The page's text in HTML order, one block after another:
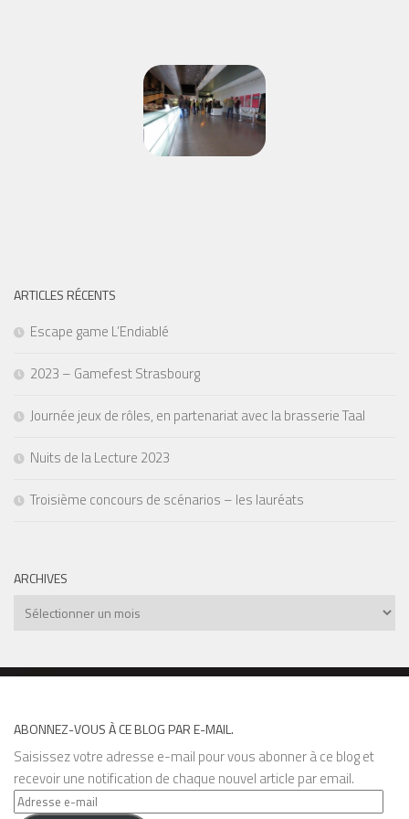
ARTICLES RÉCENTS
Escape game L’Endiablé
2023 – Gamefest Strasbourg
Journée jeux de rôles, en partenariat avec la brasserie Taal
Nuits de la Lecture 2023
Troisième concours de scénarios – les lauréats
ARCHIVES
Archives
ABONNEZ-VOUS À CE BLOG PAR E-MAIL.
Saisissez votre adresse e-mail pour vous abonner à ce blog et
recevoir une notification de chaque nouvel article par email.
Adresse